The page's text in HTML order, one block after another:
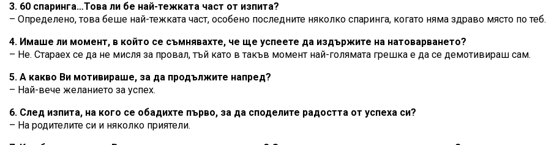
3. 60 спаринга…Това ли бе най-тежката част от изпита?
– Определено, това беше най-тежката част, особено последните няколко спаринга, когато няма здраво място по теб.
4. Имаше ли момент, в който се съмнявахте, че ще успеете да издържите на натоварването?
– Не. Стараех се да не мисля за провал, тъй като в такъв момент най-голямата грешка е да се демотивираш сам.
5. А какво Ви мотивираше, за да продължите напред?
– Най-вече желанието за успех.
6. След изпита, на кого се обадихте първо, за да споделите радостта от успеха си?
– На родителите си и няколко приятели.